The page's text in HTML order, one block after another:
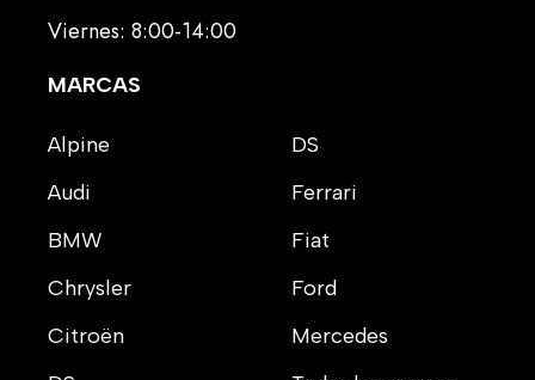
Viernes: 8:00-14:00
MARCAS
Alpine
Audi
BMW
Chrysler
Citroën
DS
Ferrari
Fiat
Ford
Mercedes